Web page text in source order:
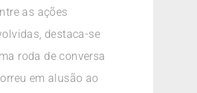
as ações
destaca-se
roda de conversa
em alusão ao